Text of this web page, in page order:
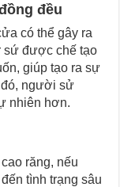
đều
có thể gây ra
sứ được chế tạo
giúp tạo ra sự
đó, người sử
nhiên hơn.
răng, nếu
tình trạng sâu